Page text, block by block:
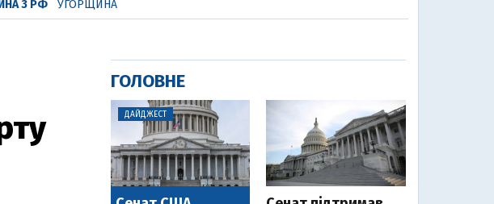
З РФ УГОРЩИНА
ГОЛОВНЕ
ДАЙДЖЕСТ